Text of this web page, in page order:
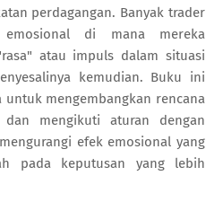
perdagangan. Banyak trader
di mana mereka
atau impuls dalam situasi
kemudian. Buku ini
untuk mengembangkan rencana
dan mengikuti aturan dengan
efek emosional yang
pada keputusan yang lebih